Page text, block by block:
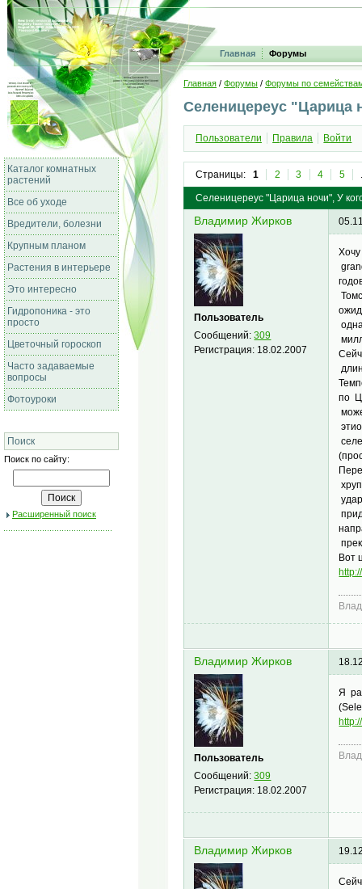
Главная Форумы
Каталог комнатных
растений
Все об уходе
Вредители, болезни
Крупным планом
Растения в интерьере
Это интересно
Гидропоника - это
просто
Цветочный гороскоп
Часто задаваемые
вопросы
Фотоуроки
Поиск
Поиск по сайту:
Расширенный поиск
Главная / Форумы / Форумы по
Селеницереус "Царица
Пользователи Правила Войти
Страницы: 1 2 3 4 5
Селеницереус "Царица ночи", У
Владимир Жирков
Пользователь
Сообщений:309
Регистрация: 18.02.2007
по
Вот
Владимир Жирков
Пользователь
Сообщений:309
Регистрация: 18.02.2007
Я
Владимир Жирков